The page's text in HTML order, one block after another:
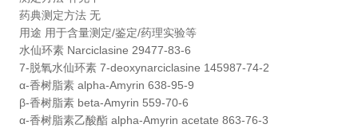
药典测定方法 无
用途 用于含量测定/鉴定/药理实验等
水仙环素 Narciclasine 29477-83-6
7-脱氧水仙环素 7-deoxynarciclasine 145987-74-2
α-香树脂素 alpha-Amyrin 638-95-9
β-香树脂素 beta-Amyrin 559-70-6
α-香树脂素乙酸酯 alpha-Amyrin acetate 863-76-3